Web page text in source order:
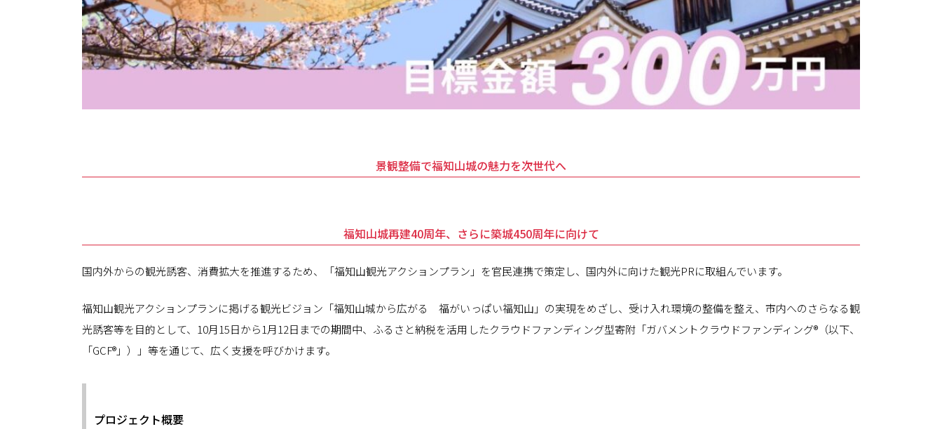
景観整備で福知山城の魅力を次世代へ
福知山城再建40周年、さらに築城450周年に向けて
国内外からの観光誘客、消費拡大を推進するため、「福知山観光アクションプラン」を官民連携で策定し、国内外に向けた観光PRに取組んでいます。
福知山観光アクションプランに掲げる観光ビジョン「福知山城から広がる 福がいっぱい福知山」の実現をめざし、受け入れ環境の整備を整え、市内へのさらなる観
光誘客等を目的として、10月15日から1月12日までの期間中、ふるさと納税を活用したクラウドファンディング型寄附「ガバメントクラウドファンディング®（以下、
「GCF®」）」等を通じて、広く支援を呼びかけます。
プロジェクト概要